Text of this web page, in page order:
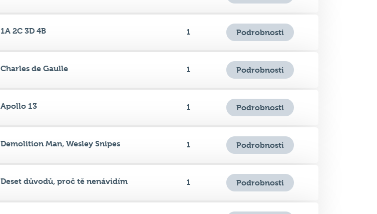
1A 2C 3D 4B 1 Podrobnosti
Charles de Gaulle 1 Podrobnosti
Apollo 13 1 Podrobnosti
Demolition Man, Wesley Snipes 1 Podrobnosti
Deset důvodů, proč tě nenávidím 1 Podrobnosti